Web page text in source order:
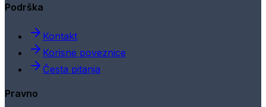
Podrška
Kontakt
Korisne poveznice
Česta pitanja
Pravno